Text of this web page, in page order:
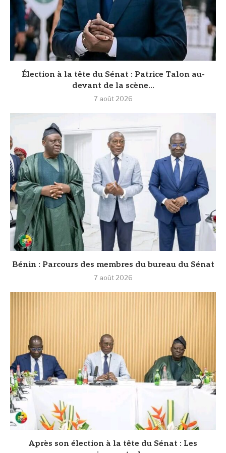
Élection à la tête du Sénat : Patrice Talon au-
devant de la scène...
7 août 2026
Bénin : Parcours des membres du bureau du Sénat
7 août 2026
Après son élection à la tête du Sénat : Les